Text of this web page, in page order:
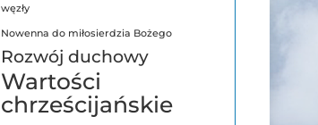
węzły
Nowenna do miłosierdzia Bożego
Rozwój duchowy
Wartości
chrześcijańskie